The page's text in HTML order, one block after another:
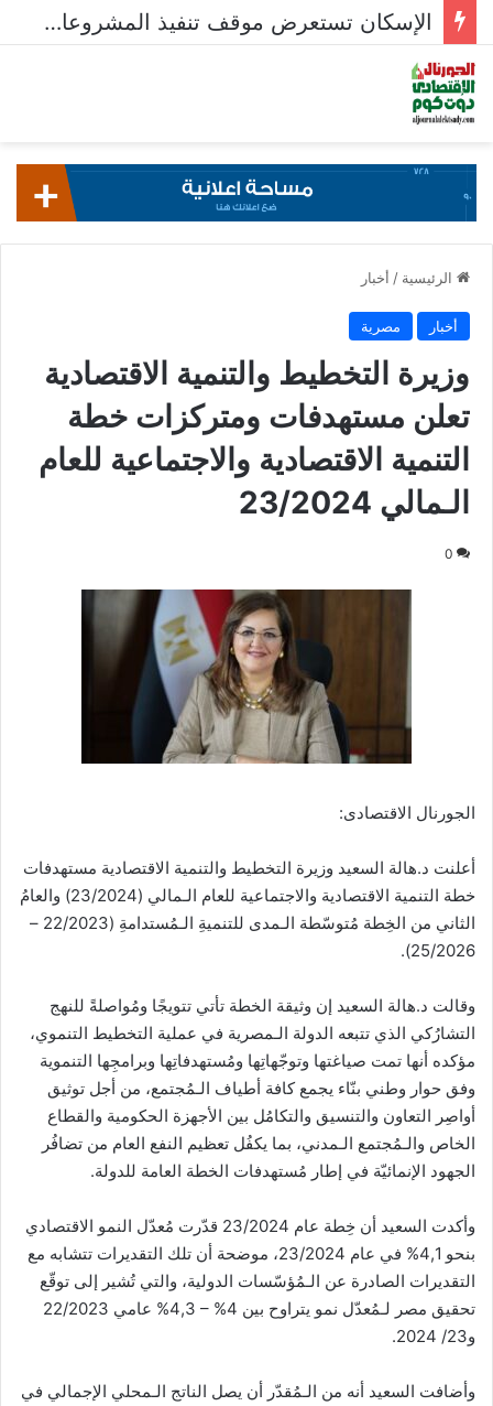
الإسكان تستعرض موقف تنفيذ المشروعات السكنية في 5 مدن جديدة
الرئيسية / أخبار
أخبار مصرية
وزيرة التخطيط والتنمية الاقتصادية
تعلن مستهدفات ومتركزات خطة
التنمية الاقتصادية والاجتماعية للعام
الـمالي 23/2024
0
الجورنال الاقتصادى:
أعلنت د.هالة السعيد وزيرة التخطيط والتنمية الاقتصادية مستهدفات
خطة التنمية الاقتصادية والاجتماعية للعام الـمالي (23/2024) والعامُ
الثاني من الخِطة مُتوسّطة الـمدى للتنميةِ الـمُستدامةِ (22/2023 –
25/2026).
وقالت د.هالة السعيد إن وثيقة الخطة تأتي تتويجًا ومُواصلةً للنهج
التشارُكي الذي تتبعه الدولة الـمصرية في عملية التخطيط التنموي،
مؤكده أنها تمت صياغتها وتوجّهاتِها ومُستهدفاتِها وبرامجِها التنموية
وفق حوار وطني بنّاء يجمع كافة أطياف الـمُجتمع، من أجل توثيق
أواصِر التعاون والتنسيق والتكامُل بين الأجهزة الحكومية والقطاع
الخاص والـمُجتمع الـمدني، بما يكفُل تعظيم النفع العام من تضافُر
الجهود الإنمائيّة في إطار مُستهدفات الخطة العامة للدولة.
وأكدت السعيد أن خِطة عام 23/2024 قدّرت مُعدّل النمو الاقتصادي
بنحو 4,1% في عام 23/2024، موضحة أن تلك التقديرات تتشابه مع
التقديرات الصادرة عن الـمُؤسّسات الدولية، والتي تُشير إلى توقّع
تحقيق مصر لـمُعدّل نمو يتراوح بين 4% – 4,3% عامي 22/2023
و23/ 2024.
وأضافت السعيد أنه من الـمُقدّر أن يصل الناتج الـمحلي الإجمالي في